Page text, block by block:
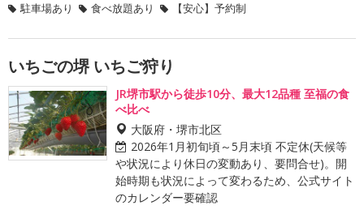
駐車場あり 食べ放題あり 【安心】予約制
いちごの堺 いちご狩り
JR堺市駅から徒歩10分、最大12品種 至福の食
べ比べ
大阪府・堺市北区
2026年1月初旬頃～5月末頃 不定休(天候等
や状況により休日の変動あり、要問合せ)。開
始時期も状況によって変わるため、公式サイト
のカレンダー要確認